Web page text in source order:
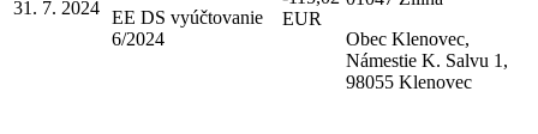
31. 7. 2024 EE DS vyúčtovanie
6/2024
EUR
Obec Klenovec,
Námestie K. Salvu 1,
98055 Klenovec